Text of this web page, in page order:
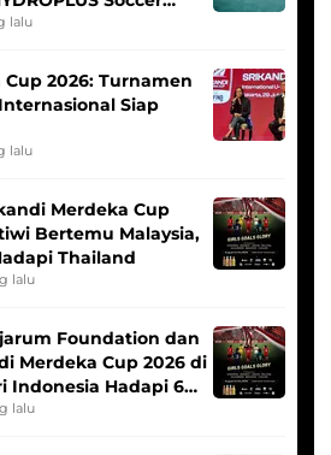
lalu
2026: Turnamen
Siap
lalu
Merdeka Cup
Bertemu Malaysia,
Thailand
lalu
Foundation dan
Merdeka Cup 2026 di
Indonesia Hadapi 6
lalu